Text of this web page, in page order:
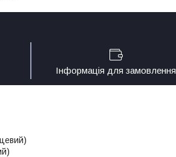
Інформація для замовлення